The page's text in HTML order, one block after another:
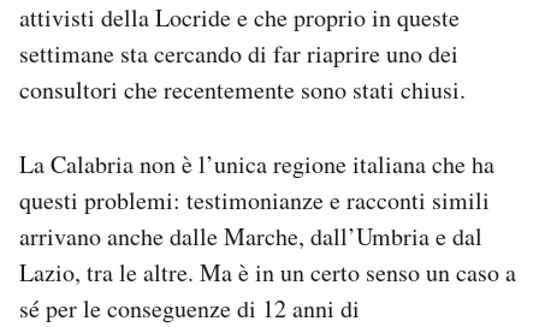
attivisti della Locride e che proprio in queste
settimane sta cercando di far riaprire uno dei
consultori che recentemente sono stati chiusi.
La Calabria non è l’unica regione italiana che ha
questi problemi: testimonianze e racconti simili
arrivano anche dalle Marche, dall’Umbria e dal
Lazio, tra le altre. Ma è in un certo senso un caso a
sé per le conseguenze di 12 anni di